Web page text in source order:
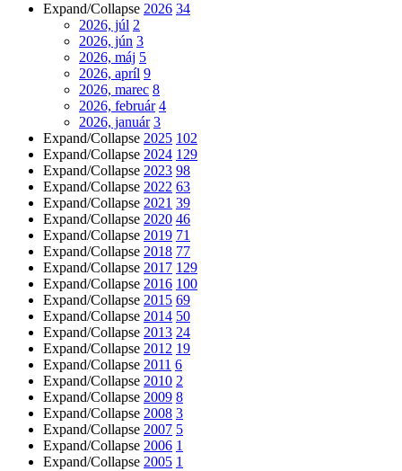
Expand/Collapse 2026 34
2026, júl 2
2026, jún 3
2026, máj 5
2026, apríl 9
2026, marec 8
2026, február 4
2026, január 3
Expand/Collapse 2025 102
Expand/Collapse 2024 129
Expand/Collapse 2023 98
Expand/Collapse 2022 63
Expand/Collapse 2021 39
Expand/Collapse 2020 46
Expand/Collapse 2019 71
Expand/Collapse 2018 77
Expand/Collapse 2017 129
Expand/Collapse 2016 100
Expand/Collapse 2015 69
Expand/Collapse 2014 50
Expand/Collapse 2013 24
Expand/Collapse 2012 19
Expand/Collapse 2011 6
Expand/Collapse 2010 2
Expand/Collapse 2009 8
Expand/Collapse 2008 3
Expand/Collapse 2007 5
Expand/Collapse 2006 1
Expand/Collapse 2005 1